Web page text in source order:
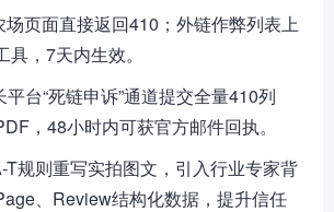
页面直接返回410；外链作弊列表上
，7天内生效。
台“死链申诉”通道提交全量410列
，48小时内可获官方邮件回执。
T规则重写实拍图文，引入行业专家背
、Review结构化数据，提升信任